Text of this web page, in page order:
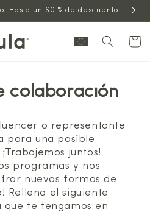
Hasta un 60 % de descuento.
Carrito
colaboración
o representante
para una posible
juntos!
programas y nos
nuevas formas de
Rellena el siguiente
te tengamos en